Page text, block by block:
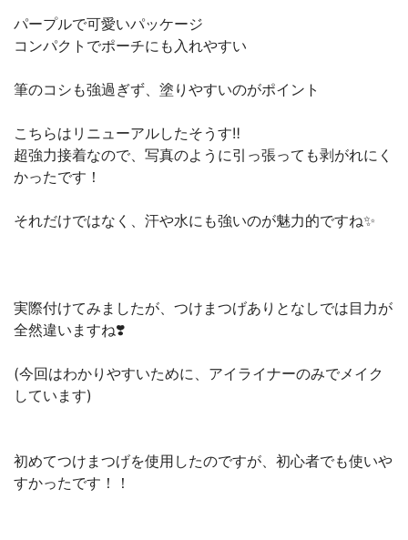
パープルで可愛いパッケージ
コンパクトでポーチにも入れやすい
筆のコシも強過ぎず、塗りやすいのがポイント
こちらはリニューアルしたそうす‼️
超強力接着なので、写真のように引っ張っても剥がれにく
かったです！
それだけではなく、汗や水にも強いのが魅力的ですね✨
実際付けてみましたが、つけまつげありとなしでは目力が
全然違いますね❣️
(今回はわかりやすいために、アイライナーのみでメイク
しています)
初めてつけまつげを使用したのですが、初心者でも使いや
すかったです！！